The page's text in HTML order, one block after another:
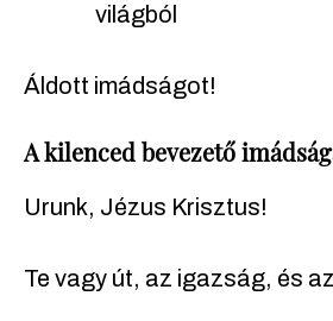
világból
Áldott imádságot!
A kilenced bevezető
Urunk, Jézus Krisztus!
Te vagy út, az igazság, és